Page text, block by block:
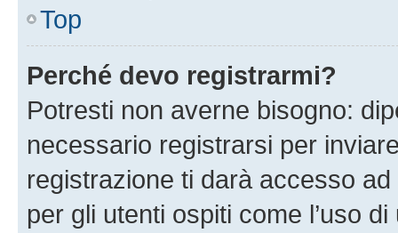
Top
Perché devo registrarmi?
Potresti non averne bisogno:
necessario registrarsi per
registrazione ti darà accesso
per gli utenti ospiti come l’uso